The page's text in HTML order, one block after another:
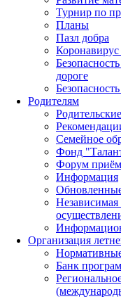
Турнир по
Планы
Пазл добра
дороге
Родителям
Семейное
Фонд
Форум
Информация
Независимая
Организация
Банк